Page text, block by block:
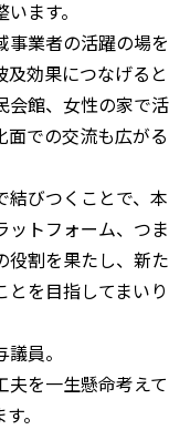
ます。
業者の活躍の場を
効果につなげると
会館、女性の家で活
での交流も広がる
びつくことで、本
ットフォーム、つま
役割を果たし、新た
を目指してまいり
員。
を一生懸命考えて
。